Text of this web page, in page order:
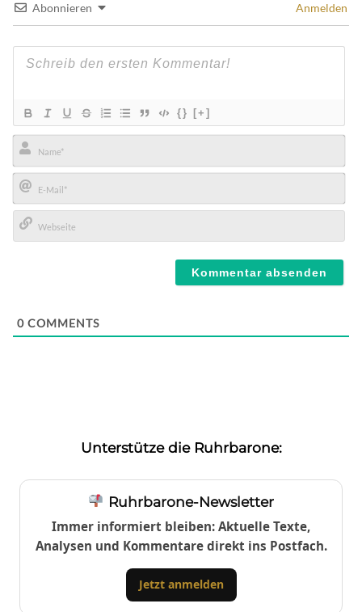
Abonnieren Anmelden
{} [+]
Name*
E-
Mail*
0 COMMENTS
Unterstütze die Ruhrbarone:
Ruhrbarone-Newsletter
Immer informiert bleiben: Aktuelle Texte,
Analysen und Kommentare direkt ins Postfach.
Jetzt anmelden